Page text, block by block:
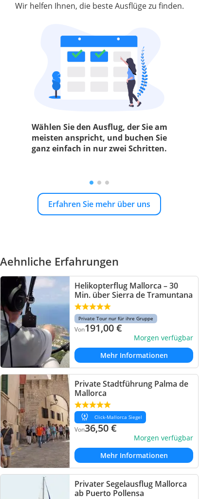
Wir helfen Ihnen, die beste Ausflüge zu finden.
Wählen Sie den Ausflug, der Sie am
meisten anspricht, und buchen Sie
ganz einfach in nur zwei Schritten.
Erfahren Sie mehr über uns
Aehnliche Erfahrungen
Helikopterflug Mallorca – 30
Min. über Sierra de Tramuntana
Private Tour nur für ihre Gruppe
Von191,00€
Morgen verfügbar
Mehr Informationen
Private Stadtführung Palma de
Mallorca
Click-Mallorca Siegel
Von36,50€
Morgen verfügbar
Mehr Informationen
Privater Segelausflug Mallorca
ab Puerto Pollensa